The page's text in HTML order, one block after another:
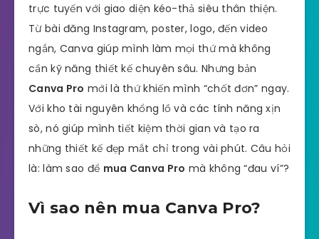
trực tuyến với giao diện kéo-thả siêu thân thiện.
Từ bài đăng Instagram, poster, logo, đến video
ngắn, Canva giúp mình làm mọi thứ mà không
cần kỹ năng thiết kế chuyên sâu. Nhưng bản
Canva Pro mới là thứ khiến mình “chốt đơn” ngay.
Với kho tài nguyên khổng lồ và các tính năng xịn
sò, nó giúp mình tiết kiệm thời gian và tạo ra
những thiết kế đẹp mắt chỉ trong vài phút. Câu hỏi
là: làm sao để mua Canva Pro mà không “đau ví”?
Vì sao nên mua Canva Pro?